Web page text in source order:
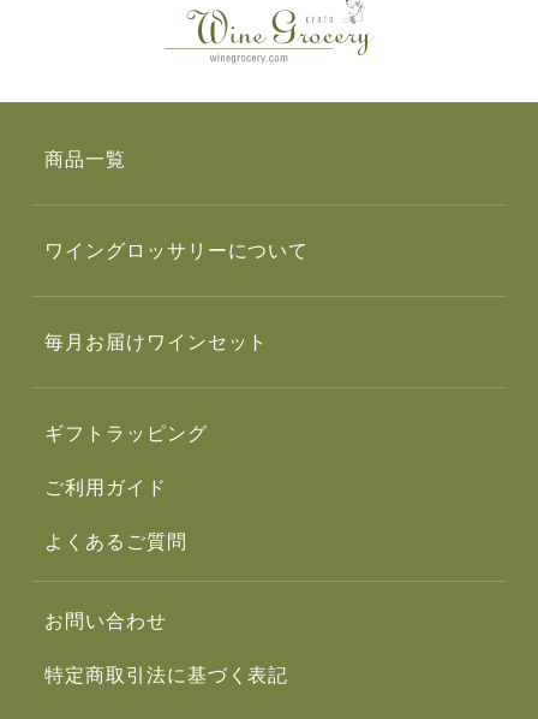
商品一覧
ワイングロッサリーについて
毎月お届けワインセット
ギフトラッピング
ご利用ガイド
よくあるご質問
お問い合わせ
特定商取引法に基づく表記